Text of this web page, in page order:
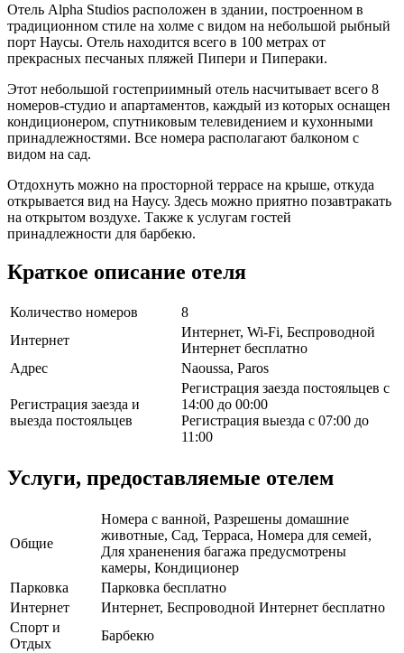
Отель Alpha Studios расположен в здании, построенном в
традиционном стиле на холме с видом на небольшой рыбный
порт Наусы. Отель находится всего в 100 метрах от
прекрасных песчаных пляжей Пипери и Пипераки.
Этот небольшой гостеприимный отель насчитывает всего 8
номеров-студио и апартаментов, каждый из которых оснащен
кондиционером, спутниковым телевидением и кухонными
принадлежностями. Все номера располагают балконом с
видом на сад.
Отдохнуть можно на просторной террасе на крыше, откуда
открывается вид на Наусу. Здесь можно приятно позавтракать
на открытом воздухе. Также к услугам гостей
принадлежности для барбекю.
Краткое описание отеля
Количество номеров
8
Интернет
Интернет, Wi-Fi, Беспроводной
Интернет бесплатно
Адрес
Naoussa, Paros
Регистрация заезда и
выезда постояльцев
Регистрация заезда постояльцев с
14:00 до 00:00
Регистрация выезда с 07:00 до
11:00
Услуги, предоставляемые отелем
Общие
Номера с ванной, Разрешены домашние
животные, Сад, Терраса, Номера для семей,
Для храненения багажа предусмотрены
камеры, Кондиционер
Парковка
Парковка бесплатно
Интернет
Интернет, Беспроводной Интернет бесплатно
Спорт и
Отдых
Барбекю